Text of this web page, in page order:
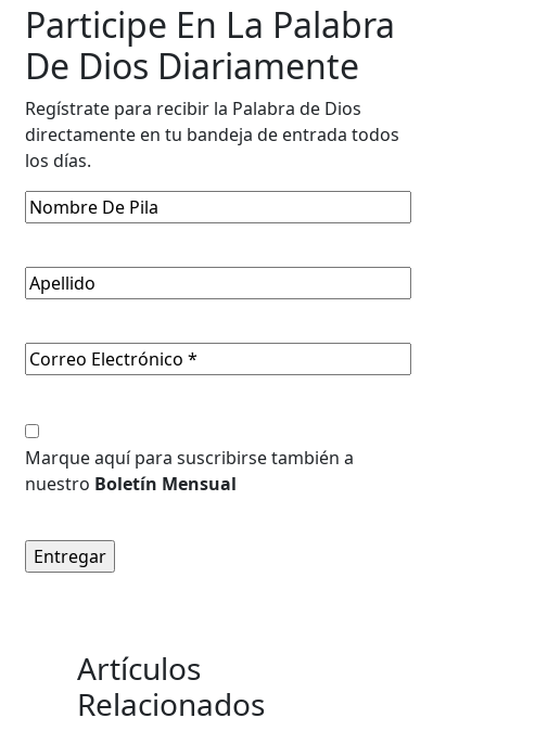
Participe En La Palabra
De Dios Diariamente
Regístrate para recibir la Palabra de Dios
directamente en tu bandeja de entrada todos
los días.
Nombre
De
Apellido
Correo
Electrónico(Required)
Untitled
Marque aquí para suscribirse también a
nuestro Boletín Mensual
Artículos
Relacionados